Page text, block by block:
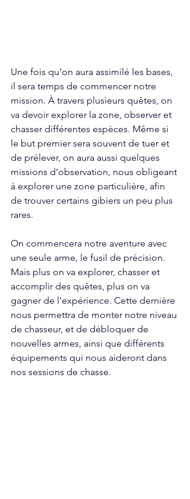
Une fois qu’on aura assimilé les bases,
il sera temps de commencer notre
mission. À travers plusieurs quêtes, on
va devoir explorer la zone, observer et
chasser différentes espèces. Même si
le but premier sera souvent de tuer et
de prélever, on aura aussi quelques
missions d’observation, nous obligeant
à explorer une zone particulière, afin
de trouver certains gibiers un peu plus
rares.
On commencera notre aventure avec
une seule arme, le fusil de précision.
Mais plus on va explorer, chasser et
accomplir des quêtes, plus on va
gagner de l'expérience. Cette dernière
nous permettra de monter notre niveau
de chasseur, et de débloquer de
nouvelles armes, ainsi que différents
équipements qui nous aideront dans
nos sessions de chasse.